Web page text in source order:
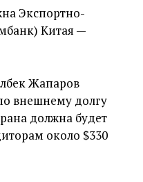
Экспортно-
Китая —
Жапаров
внешнему долгу
должна будет
около $330